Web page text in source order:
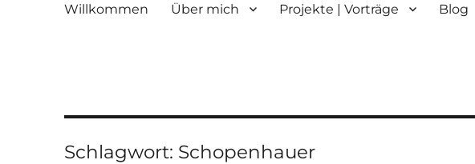
Willkommen Über mich Projekte | Vorträge Blog
Schlagwort: Schopenhauer